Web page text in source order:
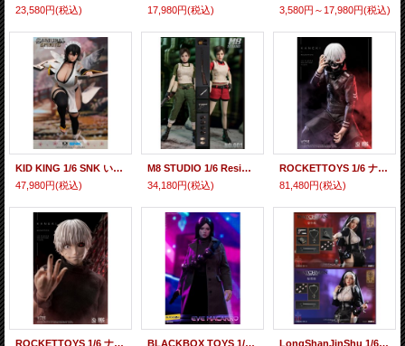
23,580円(税込)
17,980円(税込)
3,580円～17,980円(税込)
KID KING 1/6 SNK いろは サムライスピリッツ アクションフィギュア 2種 KKP006 *予約
47,980円(税込)
M8 STUDIO 1/6 Resident Evil Rebecca Chambers アクションフィギュア No.001 *予約
34,180円(税込)
ROCKETTOYS 1/6 ナルトシップウデン カネキ アクションフィギュア バトルスーツ版 ROC-025 *予約
81,480円(税込)
ROCKETTOYS 1/6 ナルトシップウデン カネキ アクションフィギュア 覚醒版 ROC-024 *予約
BLACKBOX TOYS 1/6 The Paris Killer EVE MACARRO BB9088 *予約
LongShanJinShu 1/6 リデンプション オブ ザ ナイト エレナ アップグレードエディション アクションフィギュア LS2026-XV-A / B *予約